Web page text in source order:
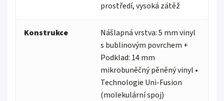
prostředí, vysoká zátěž
Konstrukce
Nášlapná vrstva: 5 mm vinyl
s bublinovým povrchem +
Podklad: 14 mm
mikrobuněčný pěněný vinyl •
Technologie Uni-Fusion
(molekulární spoj)